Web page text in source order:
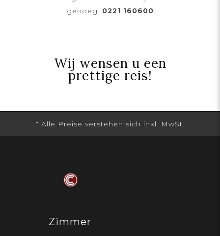
genoeg: 0221 160600
Wij wensen u een
prettige reis!
Zimmer